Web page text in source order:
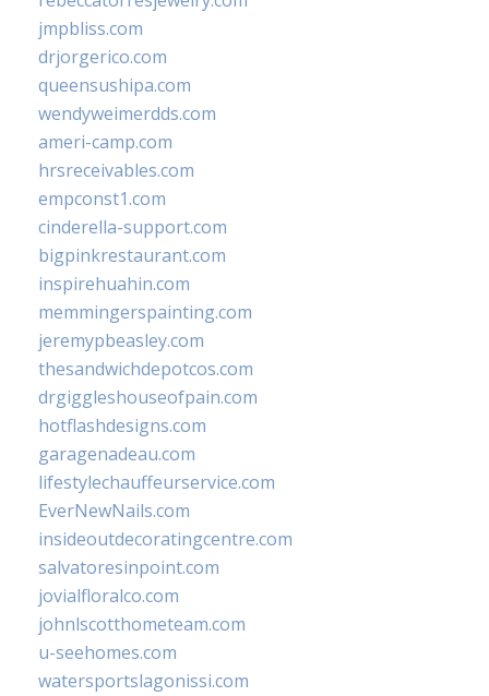
jmpbliss.com
drjorgerico.com
queensushipa.com
wendyweimerdds.com
ameri-camp.com
hrsreceivables.com
empconst1.com
cinderella-support.com
bigpinkrestaurant.com
inspirehuahin.com
memmingerspainting.com
jeremypbeasley.com
thesandwichdepotcos.com
drgiggleshouseofpain.com
hotflashdesigns.com
garagenadeau.com
lifestylechauffeurservice.com
EverNewNails.com
insideoutdecoratingcentre.com
salvatoresinpoint.com
jovialfloralco.com
johnlscotthometeam.com
u-seehomes.com
watersportslagonissi.com